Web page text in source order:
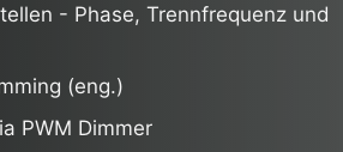
- Phase, Trennfrequenz und
(eng.)
PWM Dimmer